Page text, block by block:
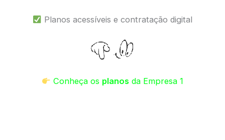
Planos acessíveis e contratação digital
Conheça os planos da Empresa 1